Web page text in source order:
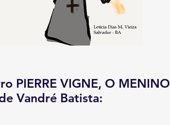
PIERRE VIGNE, O MENINO
Vandré Batista: